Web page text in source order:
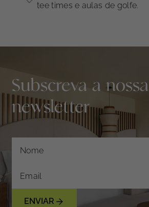
tee times e aulas de golfe.
Subscreva a nossa
newsletter
ENVIAR